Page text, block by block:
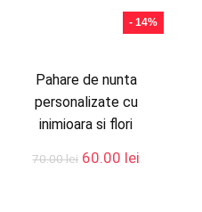
- 14%
Pahare de nunta
personalizate cu
inimioara si flori
70.00lei Prețul
60.00 lei